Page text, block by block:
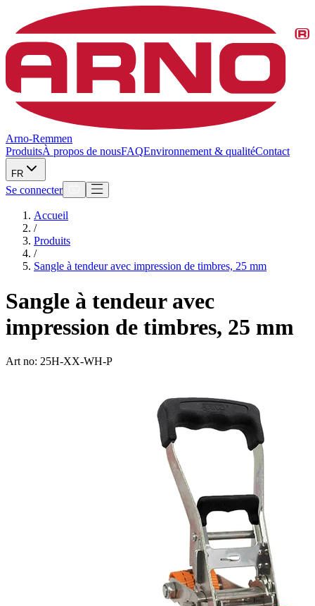
Arno-Remmen
ProduitsÀ propos de nousFAQEnvironnement & qualitéContact
FR
Se connecter
Accueil
/
Produits
/
Sangle à tendeur avec impression de timbres, 25 mm
Sangle à tendeur avec
impression de timbres, 25 mm
Art no: 25H-XX-WH-P